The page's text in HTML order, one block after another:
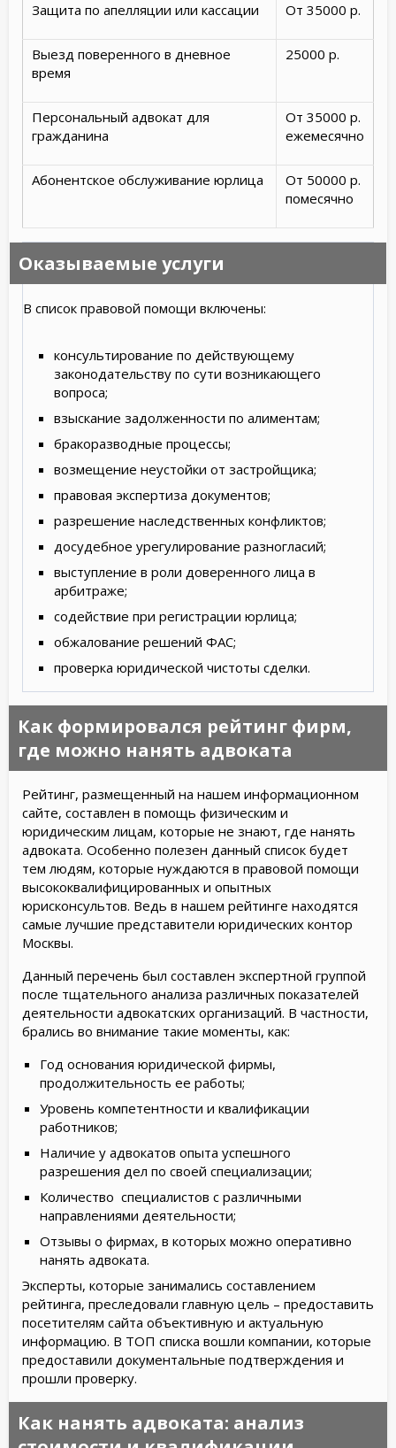
Защита по апелляции или кассации От 35000 р.
Выезд поверенного в дневное
время
25000 р.
Персональный адвокат для
гражданина
От 35000 р.
ежемесячно
Абонентское обслуживание юрлица
От 50000 р.
помесячно
Оказываемые услуги
В список правовой помощи включены:
консультирование по действующему
законодательству по сути возникающего
вопроса;
взыскание задолженности по алиментам;
бракоразводные процессы;
возмещение неустойки от застройщика;
правовая экспертиза документов;
разрешение наследственных конфликтов;
досудебное урегулирование разногласий;
выступление в роли доверенного лица в
арбитраже;
содействие при регистрации юрлица;
обжалование решений ФАС;
проверка юридической чистоты сделки.
Как формировался рейтинг фирм,
где можно нанять адвоката
Рейтинг, размещенный на нашем информационном
сайте, составлен в помощь физическим и
юридическим лицам, которые не знают, где нанять
адвоката. Особенно полезен данный список будет
тем людям, которые нуждаются в правовой помощи
высококвалифицированных и опытных
юрисконсультов. Ведь в нашем рейтинге находятся
самые лучшие представители юридических контор
Москвы.
Данный перечень был составлен экспертной группой
после тщательного анализа различных показателей
деятельности адвокатских организаций. В частности,
брались во внимание такие моменты, как:
Год основания юридической фирмы,
продолжительность ее работы;
Уровень компетентности и квалификации
работников;
Наличие у адвокатов опыта успешного
разрешения дел по своей специализации;
Количество специалистов с различными
направлениями деятельности;
Отзывы о фирмах, в которых можно оперативно
нанять адвоката.
Эксперты, которые занимались составлением
рейтинга, преследовали главную цель – предоставить
посетителям сайта объективную и актуальную
информацию. В ТОП списка вошли компании, которые
предоставили документальные подтверждения и
прошли проверку.
Как нанять адвоката: анализ